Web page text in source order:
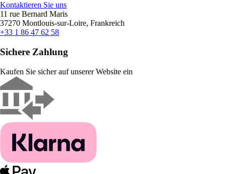
Kontaktieren Sie uns
11 rue Bernard Maris
37270 Montlouis-sur-Loire, Frankreich
+33 1 86 47 62 58
Sichere Zahlung
Kaufen Sie sicher auf unserer Website ein